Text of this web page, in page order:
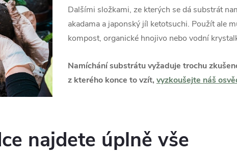
Dalšími složkami, ze kterých se dá substrát
akadama a japonský jíl ketotsuchi. Použít ale
kompost, organické hnojivo nebo vodní
Namíchání substrátu vyžaduje trochu
z kterého konce to vzít, vyzkoušejte náš
najdete úplně vše